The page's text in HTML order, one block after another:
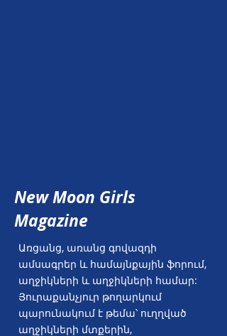
New Moon Girls
Magazine
Առցանց, առանց գովազդի
ամսագրեր և համայնքային ֆորում,
աղջիկների և աղջիկների համար:
Յուրաքանչյուր թողարկում
պարունակում է թեմա՝ ուղղված
աղջիկների մտքերին,